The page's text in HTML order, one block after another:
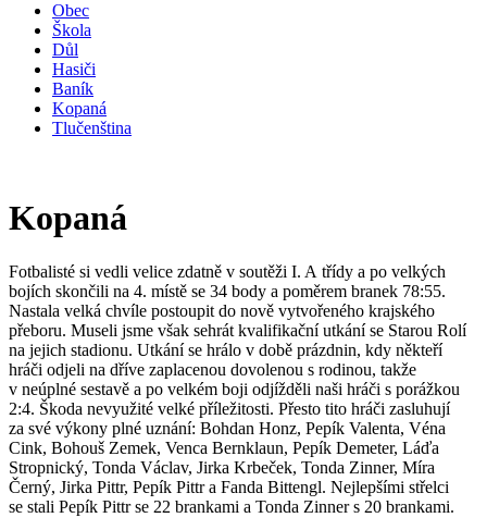
Obec
Škola
Důl
Hasiči
Baník
Kopaná
Tlučenština
Kopaná
Fotbalisté si vedli velice zdatně v soutěži I. A třídy a po velkých
bojích skončili na 4. místě se 34 body a poměrem branek 78:55.
Nastala velká chvíle postoupit do nově vytvořeného krajského
přeboru. Museli jsme však sehrát kvalifikační utkání se Starou Rolí
na jejich stadionu. Utkání se hrálo v době prázdnin, kdy někteří
hráči odjeli na dříve zaplacenou dovolenou s rodinou, takže
v neúplné sestavě a po velkém boji odjížděli naši hráči s porážkou
2:4. Škoda nevyužité velké příležitosti. Přesto tito hráči zasluhují
za své výkony plné uznání: Bohdan Honz, Pepík Valenta, Véna
Cink, Bohouš Zemek, Venca Bernklaun, Pepík Demeter, Láďa
Stropnický, Tonda Václav, Jirka Krbeček, Tonda Zinner, Míra
Černý, Jirka Pittr, Pepík Pittr a Fanda Bittengl. Nejlepšími střelci
se stali Pepík Pittr se 22 brankami a Tonda Zinner s 20 brankami.